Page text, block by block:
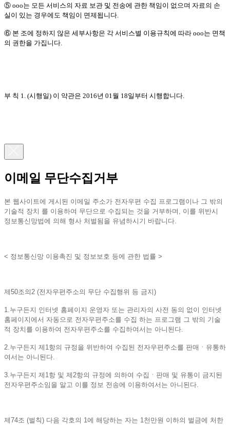
⑤ ooo는 모든 서비스의 자료 보관 및 전송에 관한 책임이 없으며 자료의 손
실이 있는 경우에도 책임이 면제됩니다.
⑥ 본 조에 정하지 않은 세부사항은 각 서비스별 이용규칙에 따라 ooo는 면책
의 권한을 가집니다.
부 칙 1. (시행일) 이 약관은 2016년 01월 18일부터 시행합니다.
이메일 무단수집거부
본 웹사이트에 게시된 이메일 주소가 전자우편 수집 프로그램이나 그 밖의
기술적 장치 를 이용하여 무단으로 수집되는 것을 거부하며, 이를 위반시
정보통신망법에 의해 형사 처벌됨을 유념하시기 바랍니다.
< 정보통신망 이용촉진 및 정보보호 등에 관한 법률 >
제50조의2 (전자우편주소의 무단 수집행위 등 금지)
1.누구든지 인터넷 홈페이지 운영자 또는 관리자의 사전 동의 없이 인터넷
홈페이지에서 자동으로 전자우편주소를 수집 하는 프로그램 그 밖의 기술
적 장치를 이용하여 전자우편주소를 수집하여서는 아니된다.
2.누구든지 제1항의 규정을 위반하여 수집된 전자우편주소를 판매ㆍ유통하
여서는 아니된다.
3.누구든지 제1항 및 제2항의 규정에 의하여 수집ㆍ판매 및 유통이 금지된
전자우편주소임을 알고 이를 정보 전송에 이용하여서는 아니된다.
제74조 (벌칙) 다음 각호의 1에 해당하는 자는 1천만원 이하의 벌금에 처한